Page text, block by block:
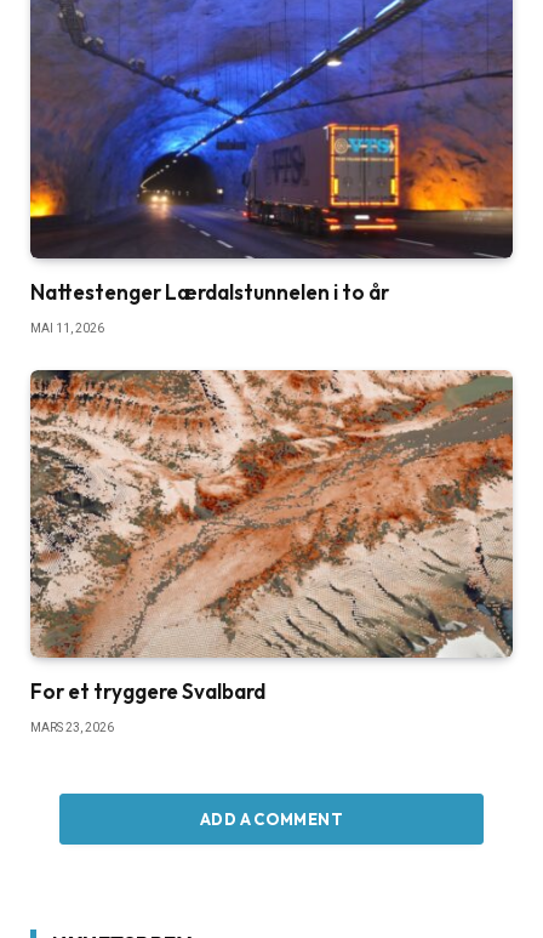
Nattestenger Lærdalstunnelen i to år
MAI 11, 2026
For et tryggere Svalbard
MARS 23, 2026
ADD A COMMENT